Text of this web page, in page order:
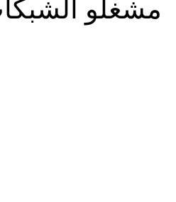
مشغلو